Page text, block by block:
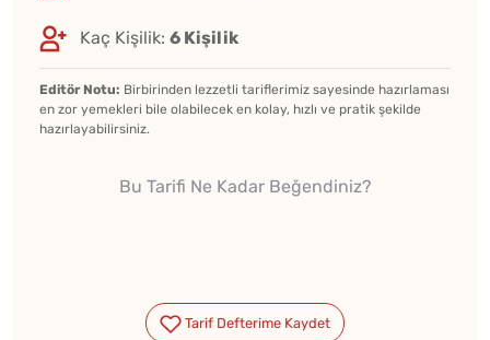
Kaç Kişilik: 6 Kişilik
Editör Notu: Birbirinden lezzetli tariflerimiz sayesinde hazırlaması
en zor yemekleri bile olabilecek en kolay, hızlı ve pratik şekilde
hazırlayabilirsiniz.
Bu Tarifi Ne Kadar Beğendiniz?